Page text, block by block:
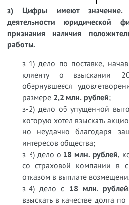
з) Цифры имеют значение.
деятельности
признания наличия
работы.
з-1) дело по поставке,
клиенту о взыскании
обернувшееся
размере 2,2 млн. рублей;
з-2) дело об упущенной
которую хотел взыскать
но неудачно благодаря
интересов общества;
з-3) дело о 18 млн. рублей,
со страховой компании в
отказом в выплате
з-4) дело о 18 млн. рублей
взыскать в качестве долга